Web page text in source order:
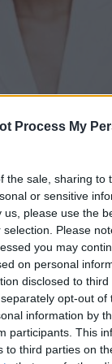
Process My
the sale, sharing to
or sensitive
please use the
Please
you may
on personal
disclosed to
opt-out of
information by
participants. This
to third parties on
più belli